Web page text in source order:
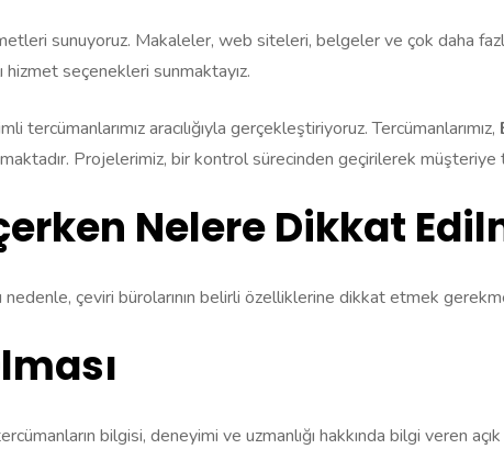
sunuyoruz. Makaleler, web siteleri, belgeler ve çok daha
seçenekleri sunmaktayız.
aracılığıyla gerçekleştiriyoruz. Tercümanlarımız,
Projelerimiz, bir kontrol sürecinden geçirilerek
Nelere Dikkat
çeviri bürolarının belirli özelliklerine dikkat etmek
bilgisi, deneyimi ve uzmanlığı hakkında bilgi veren